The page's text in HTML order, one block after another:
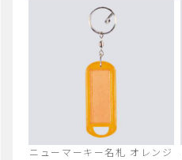
ニューマーキー名札 オレンジ